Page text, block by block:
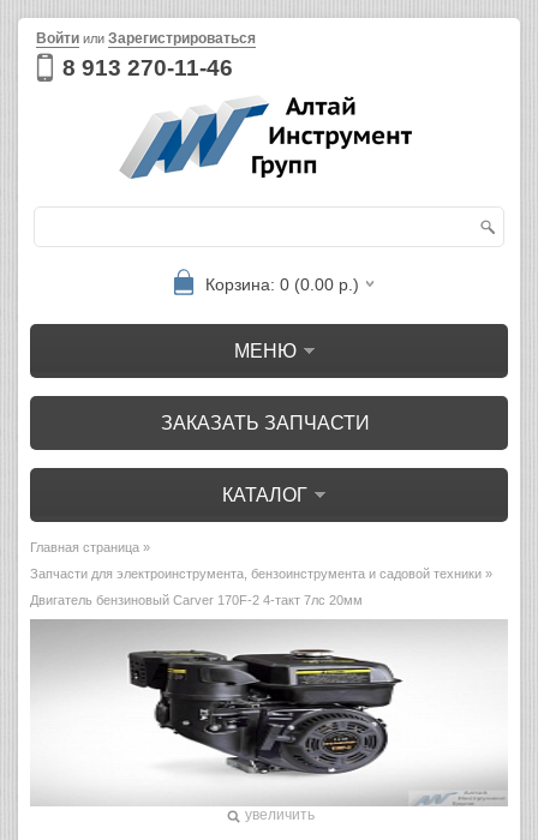
8 913 270-11-46
Войти или Зарегистрироваться
Корзина: 0 (0.00 р.)
МЕНЮ
ЗАКАЗАТЬ ЗАПЧАСТИ
КАТАЛОГ
Главная страница »
Запчасти для электроинструмента, бензоинструмента и садовой техники »
Двигатель бензиновый Carver 170F-2 4-такт 7лс 20мм
увеличить